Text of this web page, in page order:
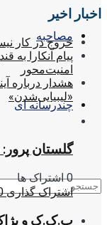
مصاحبه
چندرسانه ای
اخبار اخیر
خروج در کار
پیام آنکارا به
امنیت‌محور
هشدار درباره
«لیبیایی‌شدن»
گلستان
0 اشتراک ها
اشتراک گذاری
پ.ک.ک و پژاک